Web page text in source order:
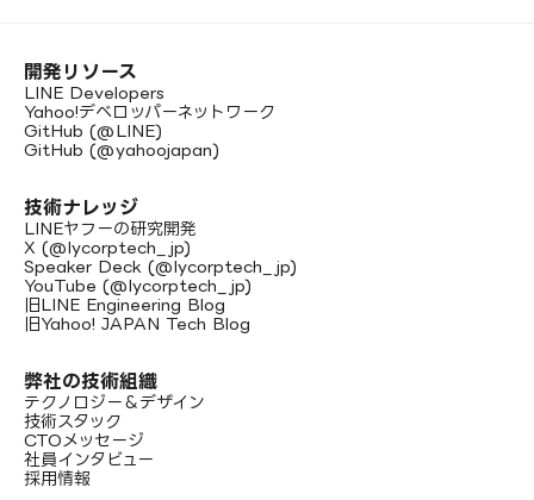
開発リソース
LINE Developers
Yahoo!デベロッパーネットワーク
GitHub (@LINE)
GitHub (@yahoojapan)
技術ナレッジ
LINEヤフーの研究開発
X (@lycorptech_jp)
Speaker Deck (@lycorptech_jp)
YouTube (@lycorptech_jp)
旧LINE Engineering Blog
旧Yahoo! JAPAN Tech Blog
弊社の技術組織
テクノロジー＆デザイン
技術スタック
CTOメッセージ
社員インタビュー
採用情報